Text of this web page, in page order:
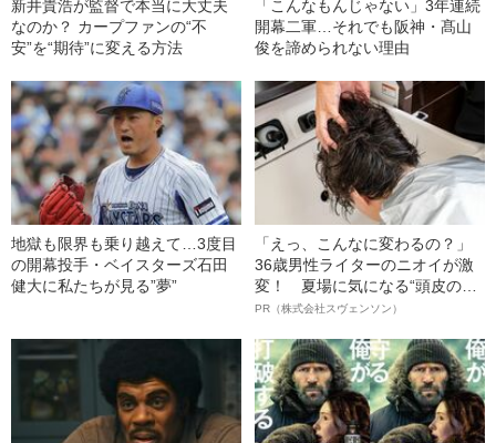
新井貴浩が監督で本当に大丈夫
なのか？ カープファンの“不
安”を“期待”に変える方法
「こんなもんじゃない」3年連続
開幕二軍…それでも阪神・髙山
俊を諦められない理由
地獄も限界も乗り越えて…3度目
の開幕投手・ベイスターズ石田
健大に私たちが見る”夢”
「えっ、こんなに変わるの？」
36歳男性ライターのニオイが激
変！ 夏場に気になる“頭皮のニ
オイ”や“ベタつき”を解消す
ト”が生み出した徹底ケアとは
PR（株式会社スヴェンソン）